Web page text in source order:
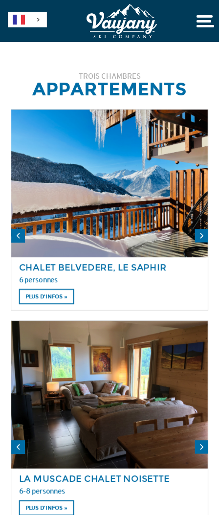
TROIS CHAMBRES
APPARTEMENTS
CHALET BELVEDERE, LE SAPHIR
6 personnes
PLUS D'INFOS »
LA MUSCADE CHALET NOISETTE
6-8 personnes
PLUS D'INFOS »